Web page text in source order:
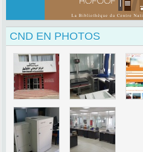
CND EN PHOTOS